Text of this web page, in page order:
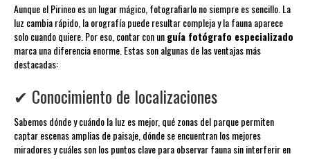
Aunque el Pirineo es un lugar mágico, fotografiarlo no siempre es sencillo. La
luz cambia rápido, la orografía puede resultar compleja y la fauna aparece
solo cuando quiere. Por eso, contar con unguía fotógrafo especializado
marca una diferencia enorme. Estas son algunas de las ventajas más
destacadas:
✔ Conocimiento de localizaciones
Sabemos dónde y cuándo la luz es mejor, qué zonas del parque permiten
captar escenas amplias de paisaje, dónde se encuentran los mejores
miradores y cuáles son los puntos clave para observar fauna sin interferir en